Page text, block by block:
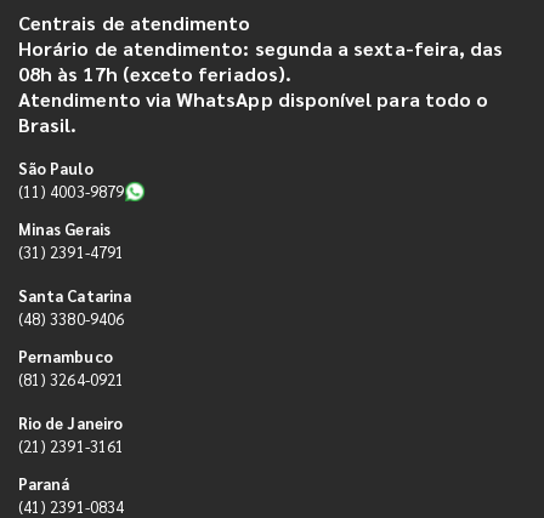
Centrais de atendimento
Horário de atendimento: segunda a sexta-feira, das
08h às 17h (exceto feriados).
Atendimento via WhatsApp disponível para todo o
Brasil.
São Paulo
(11) 4003-9879
Minas Gerais
(31) 2391-4791
Santa Catarina
(48) 3380-9406
Pernambuco
(81) 3264-0921
Rio de Janeiro
(21) 2391-3161
Paraná
(41) 2391-0834